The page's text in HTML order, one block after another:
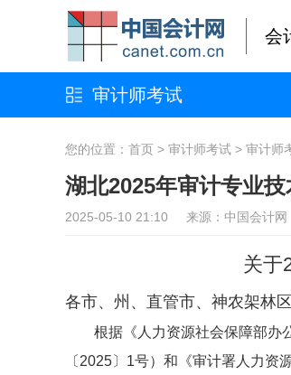
会
审计师考试
您的位置： 首页 > 审计师考试 > 审计师
湖北2025年审计专业
2025-05-10 21:10 来源：中国会计
关于
各市、州、直管市、神农架林
根据《人力资源社会保障部办
〔2025〕1号）和《审计署人力